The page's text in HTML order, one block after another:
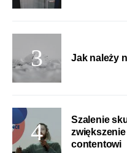
Jak należy
Szalenie
contentowi